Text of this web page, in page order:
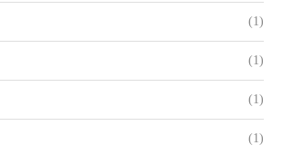
(1)
(1)
(1)
(1)